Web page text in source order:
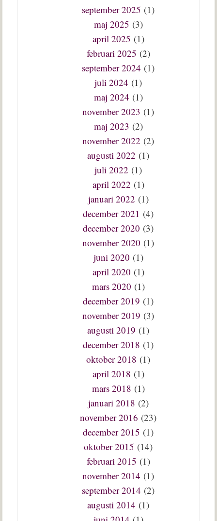
september 2025 (1)
maj 2025 (3)
april 2025 (1)
februari 2025 (2)
september 2024 (1)
juli 2024 (1)
maj 2024 (1)
november 2023 (1)
maj 2023 (2)
november 2022 (2)
augusti 2022 (1)
juli 2022 (1)
april 2022 (1)
januari 2022 (1)
december 2021 (4)
december 2020 (3)
november 2020 (1)
juni 2020 (1)
april 2020 (1)
mars 2020 (1)
december 2019 (1)
november 2019 (3)
augusti 2019 (1)
december 2018 (1)
oktober 2018 (1)
april 2018 (1)
mars 2018 (1)
januari 2018 (2)
november 2016 (23)
december 2015 (1)
oktober 2015 (14)
februari 2015 (1)
november 2014 (1)
september 2014 (2)
augusti 2014 (1)